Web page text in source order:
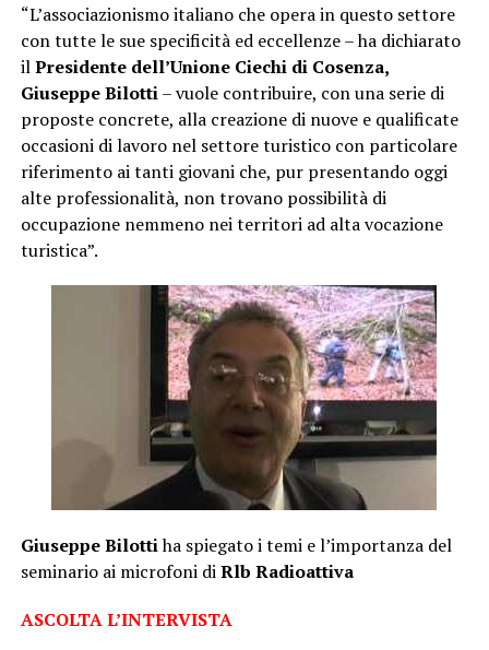
“L’associazionismo italiano che opera in questo settore
con tutte le sue specificità ed eccellenze – ha dichiarato
ilPresidente dell’Unione Ciechi di Cosenza,
Giuseppe Bilotti– vuole contribuire, con una serie di
proposte concrete, alla creazione di nuove e qualificate
occasioni di lavoro nel settore turistico con particolare
riferimento ai tanti giovani che, pur presentando oggi
alte professionalità, non trovano possibilità di
occupazione nemmeno nei territori ad alta vocazione
turistica”.
Giuseppe Bilottiha spiegato i temi e l’importanza del
seminario ai microfoni diRlb Radioattiva
ASCOLTA L’INTERVISTA